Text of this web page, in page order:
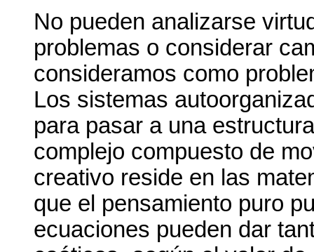
No pueden analizarse
problemas o considerar
consideramos como
Los sistemas
para pasar a una
complejo compuesto de
creativo reside en las
que el pensamiento puro
ecuaciones pueden dar